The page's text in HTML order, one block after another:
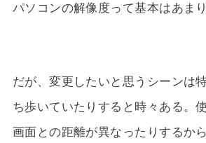
パソコンの解像度って基本はあま
だが、変更したいと思うシーンは
ち歩いていたりすると時々ある。
画面との距離が異なったりするか